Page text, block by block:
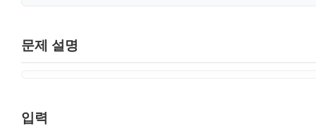
문제 설명
입력